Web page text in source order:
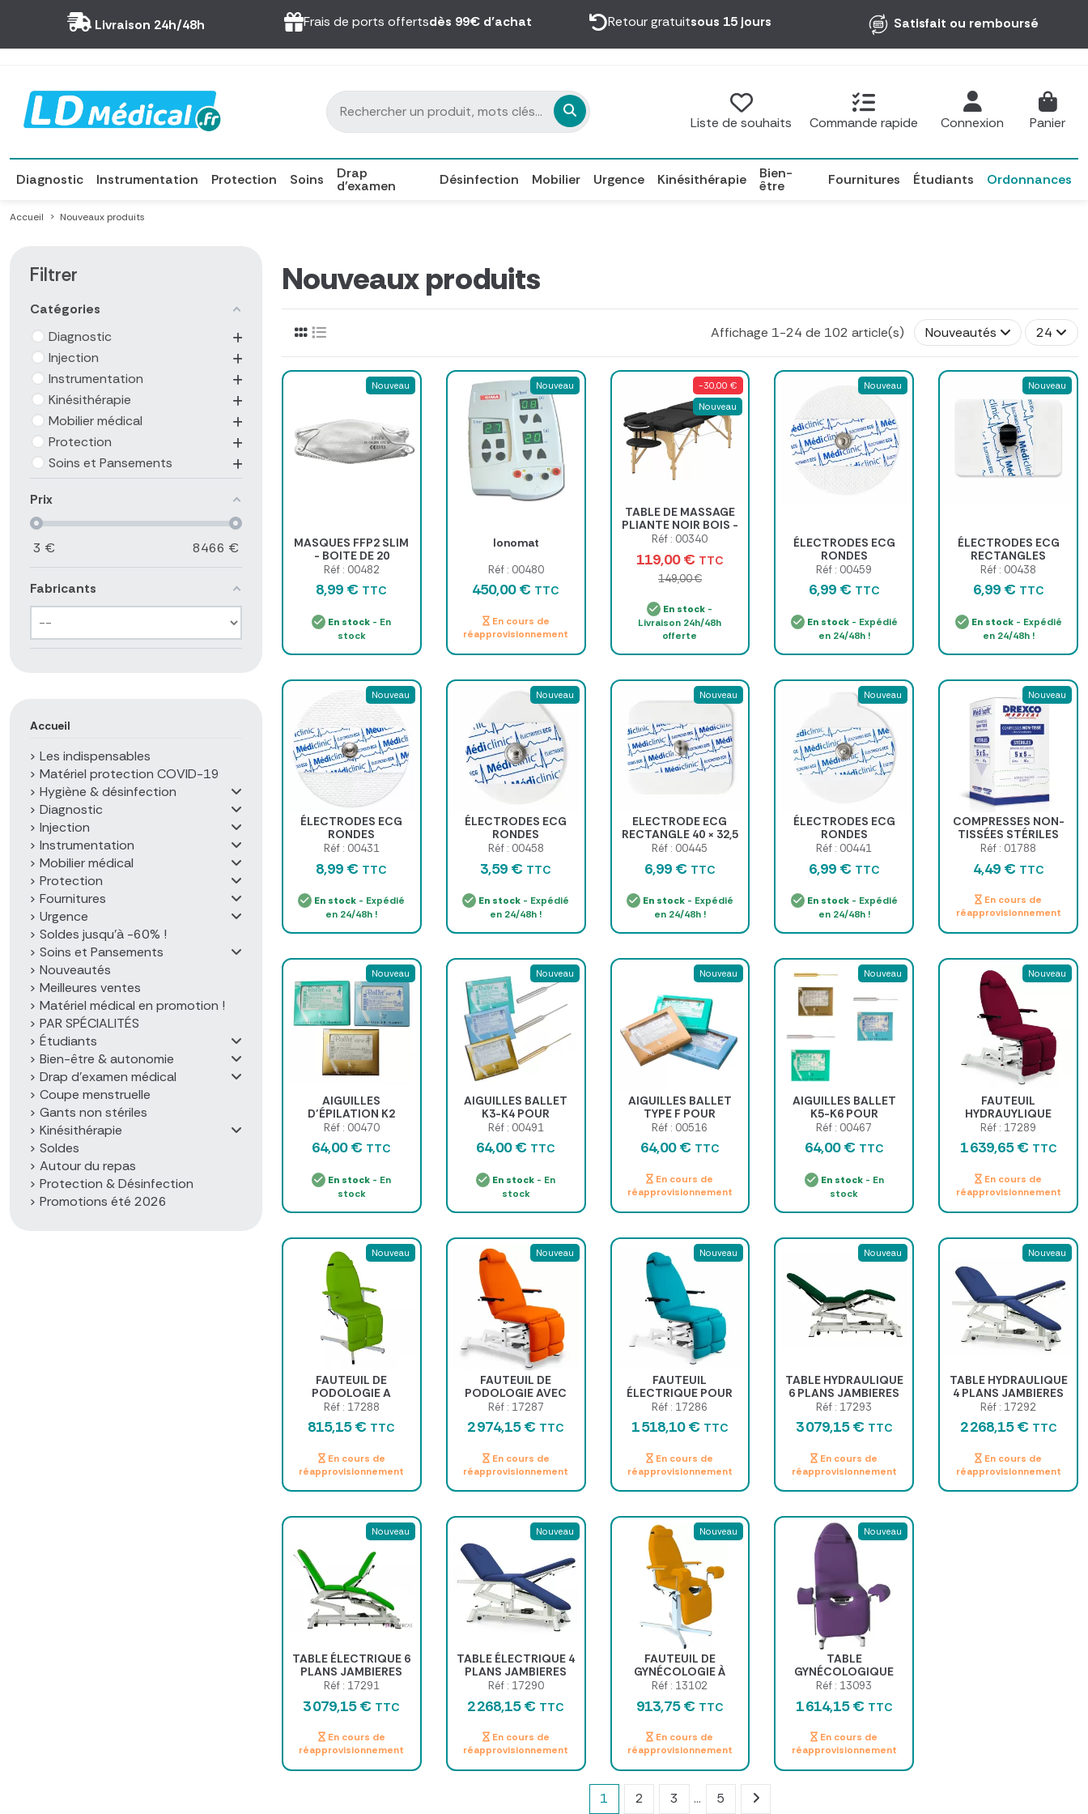
Livraison 24h/48h Frais de ports offertsdès 99€ d’achat Retour gratuitsous 15 jours Satisfait ou remboursé
Liste de souhaits Commande rapide Connexion Panier
Diagnostic Instrumentation Protection Soins Drap
d'examen Désinfection Mobilier Urgence Kinésithérapie Bien-
être Fournitures Étudiants Ordonnances
Accueil Nouveaux produits
Nouveaux produits
Affichage 1-24 de 102 article(s) Nouveautés 24
Nouveau
MASQUES FFP2 SLIM
- BOITE DE 20
Réf : 00482
8,99 € TTC
En stock - En
stock
Nouveau
Ionomat
Réf : 00480
450,00 € TTC
En cours de
réapprovisionnement
-30,00 €
Nouveau
TABLE DE MASSAGE
PLIANTE NOIR BOIS -
ALPHA WOOD
Réf : 00340
119,00 € TTC
149,00 €
En stock -
Livraison 24h/48h
offerte
Nouveau
ÉLECTRODES ECG
RONDES
PRÉGÉLIFIÉES NON-
TISSÉ 50 x 55mm -
sachet de 50
Réf : 00459
6,99 € TTC
En stock- Expédié
en 24/48h !
Nouveau
ÉLECTRODES ECG
RECTANGLES
PRÉGÉLIFIÉES À
PONTET 29 x 45mm -
sachet de 50
Réf : 00438
6,99 € TTC
En stock- Expédié
en 24/48h !
Nouveau
ÉLECTRODES ECG
RONDES
PRÉGÉLIFIÉES NON-
sachet de 50
Réf : 00431
8,99 € TTC
En stock - Expédié
en 24/48h !
Nouveau
ÉLECTRODES ECG
RONDES
PRÉGÉLIFIÉES
37 x 42mm - sachet de
Réf : 00458
3,59 € TTC
En stock - Expédié
en 24/48h !
Nouveau
ELECTRODE ECG
RECTANGLE 40 × 32,5
mm - MEDICLINIC
Réf : 00445
6,99 € TTC
En stock- Expédié
en 24/48h !
Nouveau
ÉLECTRODES ECG
RONDES
PRÉGÉLIFIÉES
50 x 55mm - sachet de
Réf : 00441
6,99 € TTC
En stock- Expédié
en 24/48h !
Nouveau
COMPRESSES NON-
TISSÉES STÉRILES
MEDI’SOFT 4 PLIS
de 100
Réf : 01788
4,49 € TTC
En cours de
réapprovisionnement
Nouveau
AIGUILLES
D’ÉPILATION K2
PRÉCISION
ÉLECTROLYSE
BALLET - boîte de 50
Réf : 00470
64,00 € TTC
En stock - En
stock
Nouveau
AIGUILLES BALLET
K3-K4 POUR
ÉPILATION
ÉLECTRIQUE PRÉCISE
- boîte de 50 aiguilles,
Réf : 00491
64,00 € TTC
En stock - En
stock
Nouveau
AIGUILLES BALLET
TYPE F POUR
ÉPILATION PRÉCISE -
boîte de 50, inox
isolée ou gold
Réf : 00516
64,00 € TTC
En cours de
réapprovisionnement
Nouveau
AIGUILLES BALLET
K5-K6 POUR
ÉPILATION
ÉLECTROLYSE
PRÉCISE - boîte de 50
Réf : 00467
64,00 € TTC
En stock- En
stock
Nouveau
FAUTEUIL
HYDRAUYLIQUE
PODOLOGIE
ACCOUDOIRS
ESCAMOTABLES
Réf : 17289
1 639,65 € TTC
En cours de
réapprovisionnement
Nouveau
FAUTEUIL DE
PODOLOGIE A
HAUTEUR FIXE
Réf : 17288
815,15 € TTC
En cours de
réapprovisionnement
Nouveau
FAUTEUIL DE
PODOLOGIE AVEC
DEUX MOTEURS
Réf : 17287
2 974,15 € TTC
En cours de
réapprovisionnement
Nouveau
FAUTEUIL
ÉLECTRIQUE POUR
PODOLOGIE
Réf : 17286
1 518,10 € TTC
En cours de
réapprovisionnement
Nouveau
TABLE HYDRAULIQUE
6 PLANS JAMBIERES
INDEPENDANTES
Réf : 17293
3 079,15 € TTC
En cours de
réapprovisionnement
Nouveau
TABLE HYDRAULIQUE
4 PLANS JAMBIERES
INDEPENDANTES
Réf : 17292
2 268,15 € TTC
En cours de
réapprovisionnement
Nouveau
TABLE ÉLECTRIQUE 6
PLANS JAMBIERES
INDEPENDANTES
Réf : 17291
3 079,15 € TTC
En cours de
réapprovisionnement
Nouveau
TABLE ÉLECTRIQUE 4
PLANS JAMBIERES
INDEPENDANTES
Réf : 17290
2 268,15 € TTC
En cours de
réapprovisionnement
Nouveau
FAUTEUIL DE
GYNÉCOLOGIE À
HAUTEUR FIXE
Réf : 13102
913,75 € TTC
En cours de
réapprovisionnement
Nouveau
TABLE
GYNÉCOLOGIQUE
ÉLECTRIQUE 62CM
Réf : 13093
1 614,15 € TTC
En cours de
réapprovisionnement
1 2 3 … 5
Filtrer
Catégories
Diagnostic
Injection
Instrumentation
Kinésithérapie
Mobilier médical
Protection
Soins et Pansements
Prix
3 € 8466 €
Fabricants
Accueil
Les indispensables
Matériel protection COVID-19
Hygiène & désinfection
Diagnostic
Injection
Instrumentation
Mobilier médical
Protection
Fournitures
Urgence
Soldes jusqu'à -60% !
Soins et Pansements
Nouveautés
Meilleures ventes
Matériel médical en promotion !
PAR SPÉCIALITÉS
Étudiants
Bien-être & autonomie
Drap d'examen médical
Coupe menstruelle
Gants non stériles
Kinésithérapie
Soldes
Autour du repas
Protection & Désinfection
Promotions été 2026
Panneau de gestion des cookies